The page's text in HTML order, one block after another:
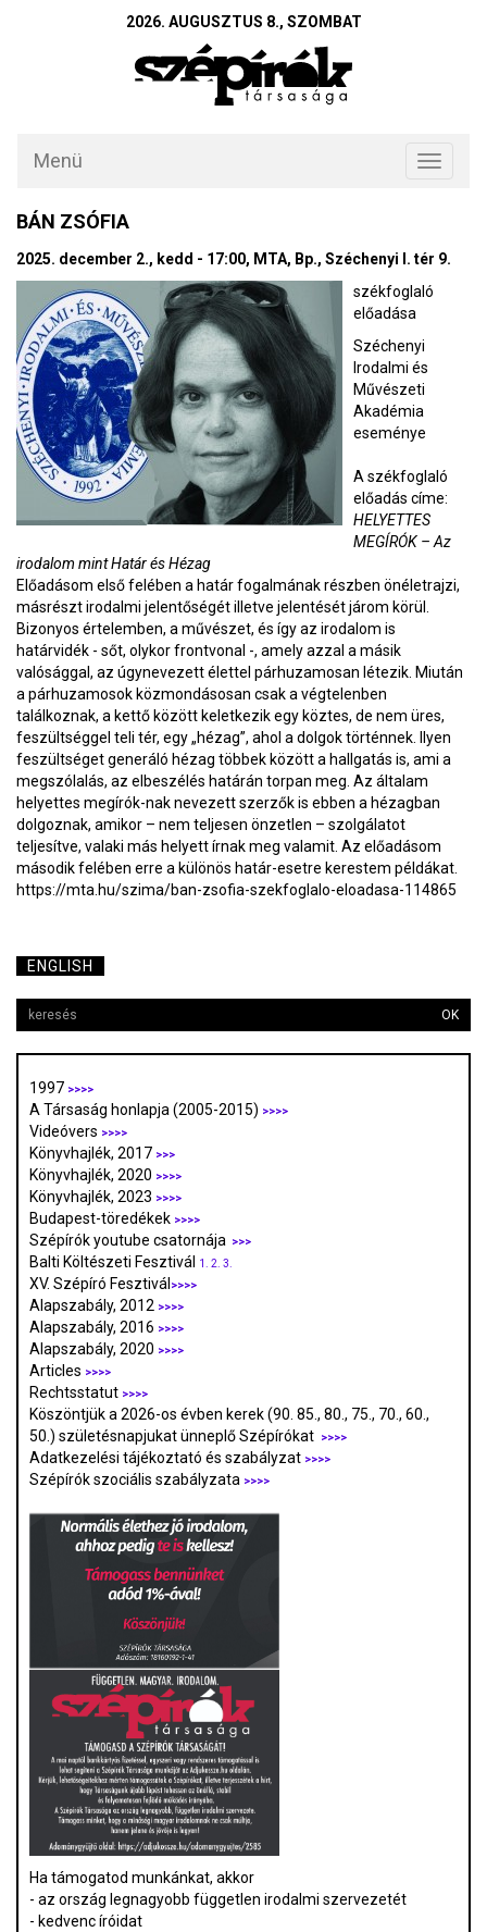
2026. AUGUSZTUS 8., SZOMBAT
Toggle
Menü
BÁN ZSÓFIA
2025. december 2., kedd - 17:00, MTA, Bp., Széchenyi I. tér 9.
székfoglaló
előadása
Széchenyi
Irodalmi és
Művészeti
Akadémia
eseménye
A székfoglaló
előadás címe:
HELYETTES
MEGÍRÓK – Az
irodalom mint Határ és Hézag
Előadásom első felében a határ fogalmának részben önéletrajzi,
másrészt irodalmi jelentőségét illetve jelentését járom körül.
Bizonyos értelemben, a művészet, és így az irodalom is
határvidék - sőt, olykor frontvonal -, amely azzal a másik
valósággal, az úgynevezett élettel párhuzamosan létezik. Miután
a párhuzamosok közmondásosan csak a végtelenben
találkoznak, a kettő között keletkezik egy köztes, de nem üres,
feszültséggel teli tér, egy „hézag”, ahol a dolgok történnek. Ilyen
feszültséget generáló hézag többek között a hallgatás is, ami a
megszólalás, az elbeszélés határán torpan meg. Az általam
helyettes megírók-nak nevezett szerzők is ebben a hézagban
dolgoznak, amikor – nem teljesen önzetlen – szolgálatot
teljesítve, valaki más helyett írnak meg valamit. Az előadásom
második felében erre a különös határ-esetre kerestem példákat.
https://mta.hu/szima/ban-zsofia-szekfoglalo-eloadasa-114865
ENGLISH
OK
1997 >>>>
A Társaság honlapja (2005-2015) >>>>
Videóvers >>>>
Könyvhajlék, 2017 >>>
Könyvhajlék, 2020 >>>>
Könyvhajlék, 2023 >>>>
Budapest-töredékek >>>>
Szépírók youtube csatornája >>>
Balti Költészeti Fesztivál 1. 2. 3.
XV. Szépíró Fesztivál >>>>
Alapszabály, 2012 >>>>
Alapszabály, 2016 >>>>
Alapszabály, 2020 >>>>
Articles >>>>
Rechtsstatut >>>>
Köszöntjük a 2026-os évben kerek (90. 85., 80., 75., 70., 60.,
50.) születésnapjukat ünneplő Szépírókat
>>>>
Adatkezelési tájékoztató és szabályzat >>>>
Szépírók szociális szabályzata >>>>
Ha támogatod munkánkat, akkor
- az ország legnagyobb független irodalmi szervezetét
- kedvenc íróidat